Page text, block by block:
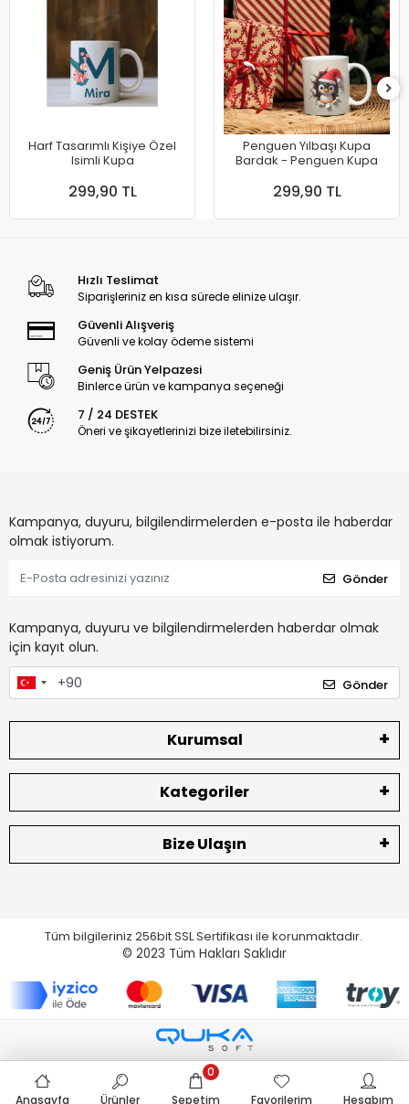
Harf Tasarımlı Kişiye Özel
Isimli Kupa
299,90 TL
Penguen Yılbaşı Kupa
Bardak - Penguen Kupa
299,90 TL
Hızlı Teslimat
Siparişleriniz en kısa sürede elinize ulaşır.
Güvenli Alışveriş
Güvenli ve kolay ödeme sistemi
Geniş Ürün Yelpazesi
Binlerce ürün ve kampanya seçeneği
7 / 24 DESTEK
Öneri ve şikayetlerinizi bize iletebilirsiniz.
Kampanya, duyuru, bilgilendirmelerden e-posta ile haberdar
olmak istiyorum.
Gönder
Kampanya, duyuru ve bilgilendirmelerden haberdar olmak
için kayıt olun.
Gönder
Kurumsal
Kategoriler
Bize Ulaşın
Tüm bilgileriniz 256bit SSL Sertifikası ile korunmaktadır.
© 2023 Tüm Hakları Saklıdır
Anasayfa Ürünler Sepetim
0
Favorilerim
Hesabım